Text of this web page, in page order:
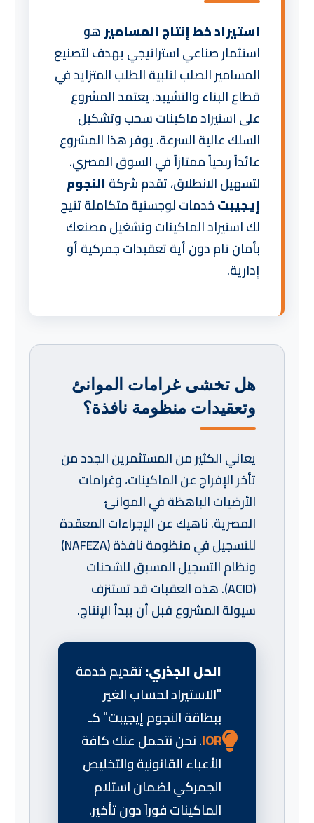
استيراد خط إنتاج المساميرهو
استثمار صناعي استراتيجي يهدف لتصنيع
المسامير الصلب لتلبية الطلب المتزايد في
قطاع البناء والتشييد. يعتمد المشروع
على استيراد ماكينات سحب وتشكيل
السلك عالية السرعة. يوفر هذا المشروع
عائداً ربحياً ممتازاً في السوق المصري.
لتسهيل الانطلاق، تقدم شركة النجوم
إيجيبتخدمات لوجستية متكاملة تتيح
لك استيراد الماكينات وتشغيل مصنعك
بأمان تام دون أية تعقيدات جمركية أو
إدارية.
هل تخشى غرامات الموانئ
وتعقيدات منظومة نافذة؟
يعاني الكثير من المستثمرين الجدد من
تأخر الإفراج عن الماكينات، وغرامات
الأرضيات الباهظة في الموانئ
المصرية. ناهيك عن الإجراءات المعقدة
للتسجيل في منظومة نافذة (NAFEZA)
ونظام التسجيل المسبق للشحنات
(ACID). هذه العقبات قد تستنزف
سيولة المشروع قبل أن يبدأ الإنتاج.
الحل الجذري:تقديم خدمة
"الاستيراد لحساب الغير
ببطاقة النجوم إيجيبت" كـ
IOR. نحن نتحمل عنك كافة
الأعباء القانونية والتخليص
الجمركي لضمان استلام
الماكينات فوراً دون تأخير.